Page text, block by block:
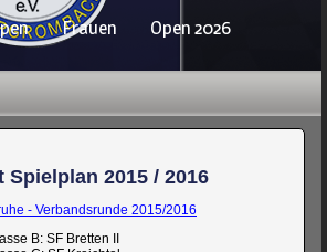
Frauen
Open 2026
Spielplan 2015 / 2016
- Verbandsrunde 2015/2016
B: SF Bretten II